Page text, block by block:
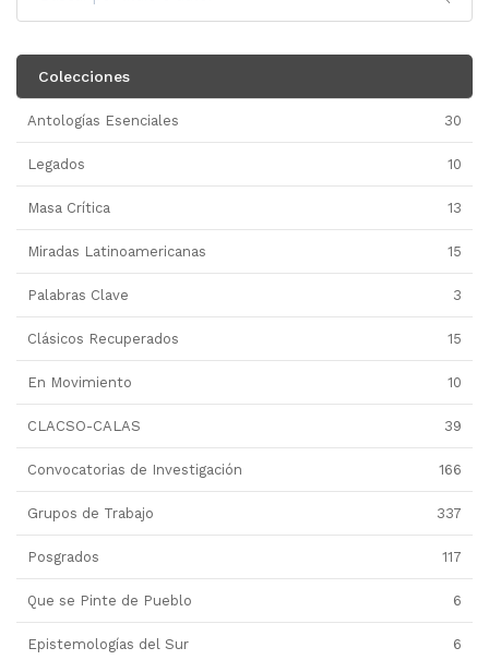
Colecciones
Antologías Esenciales 30
Legados 10
Masa Crítica 13
Miradas Latinoamericanas 15
Palabras Clave 3
Clásicos Recuperados 15
En Movimiento 10
CLACSO-CALAS 39
Convocatorias de Investigación 166
Grupos de Trabajo 337
Posgrados 117
Que se Pinte de Pueblo 6
Epistemologías del Sur 6